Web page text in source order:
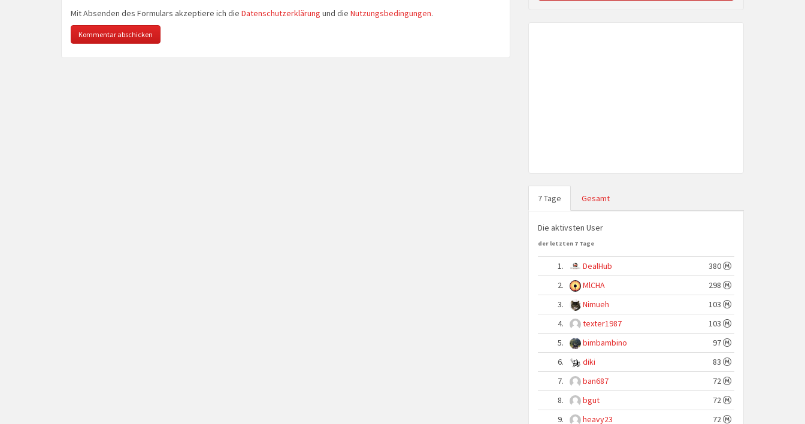
Mit Absenden des Formulars akzeptiere ich die Datenschutzerklärung und die Nutzungsbedingungen.
7 Tage Gesamt
Die aktivsten User
der letzten 7 Tage
1. DealHub
380
2.
MlCHA
298
3.
Nimueh
103
4.
texter1987
103
5.
bimbambino
97
6.
diki
83
7.
ban687
72
8.
bgut
72
9.
heavy23 72